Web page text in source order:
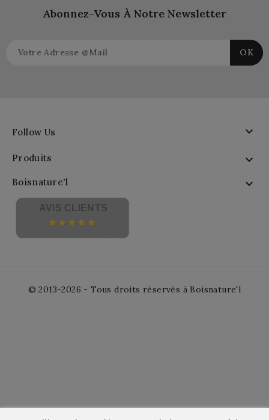
Abonnez-Vous À Notre Newsletter
Follow Us 
Produits 
Boisnature'l 
AVIS CLIENTS
© 2013-2026 - Tous droits réservés à Boisnature'l